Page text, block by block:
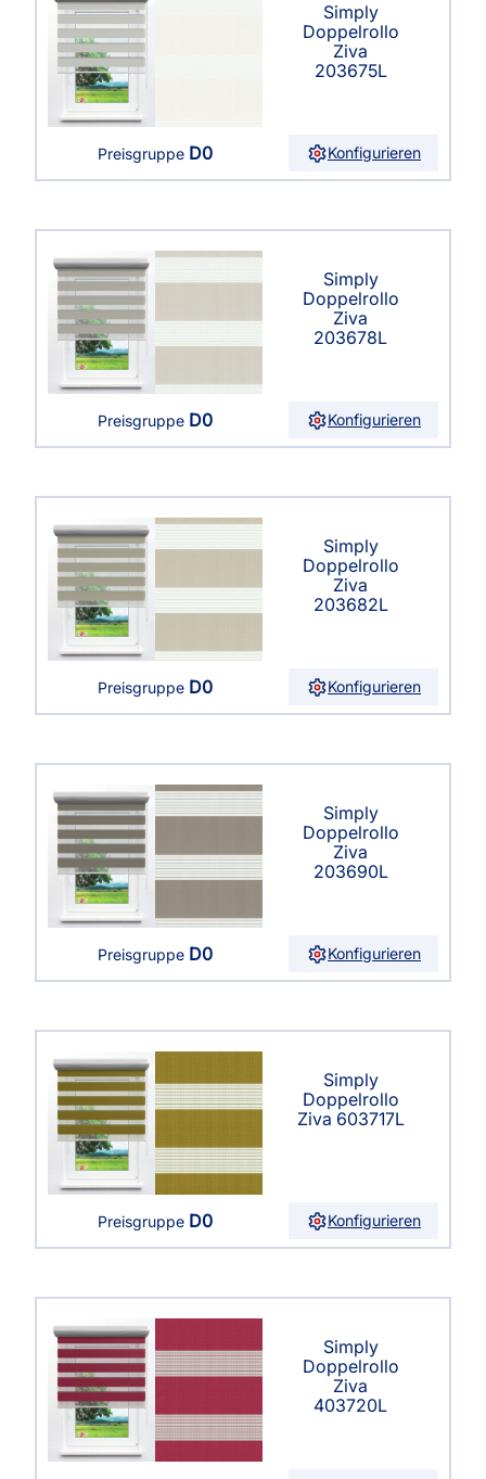
Simply
Doppelrollo
Ziva
203675L
Preisgruppe D0 Konfigurieren
Simply
Doppelrollo
Ziva
203678L
Preisgruppe D0 Konfigurieren
Simply
Doppelrollo
Ziva
203682L
Preisgruppe D0 Konfigurieren
Simply
Doppelrollo
Ziva
203690L
Preisgruppe D0 Konfigurieren
Simply
Doppelrollo
Ziva 603717L
Preisgruppe D0 Konfigurieren
Simply
Doppelrollo
Ziva
403720L